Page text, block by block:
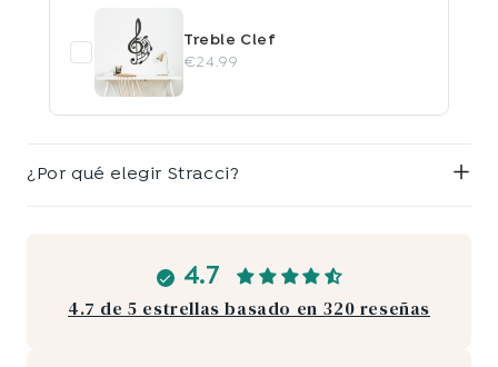
Treble Clef
€24.99
¿Por qué elegir Stracci?
4.7
4.7 de 5 estrellas basado en 320 reseñas